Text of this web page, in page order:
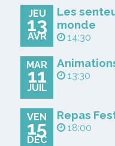
JEU
13
AVR
Les
monde
14:30
MAR
11
JUIL
13:30
VEN
15
DÉC
Repas
18:00